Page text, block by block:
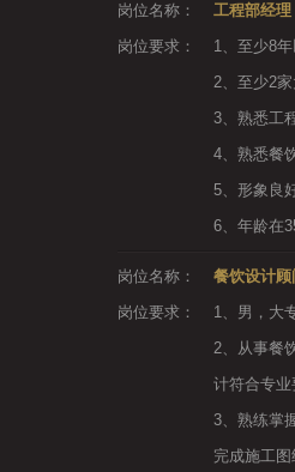
岗位名称：
工程部经理
岗位要求：
1、至少8
2、至少2
3、熟悉工
4、熟悉餐
5、形象良
6、年龄在
岗位名称：
餐饮设计顾
岗位要求：
1、男，大
2、从事餐
计符合专
3、熟练掌
完成施工